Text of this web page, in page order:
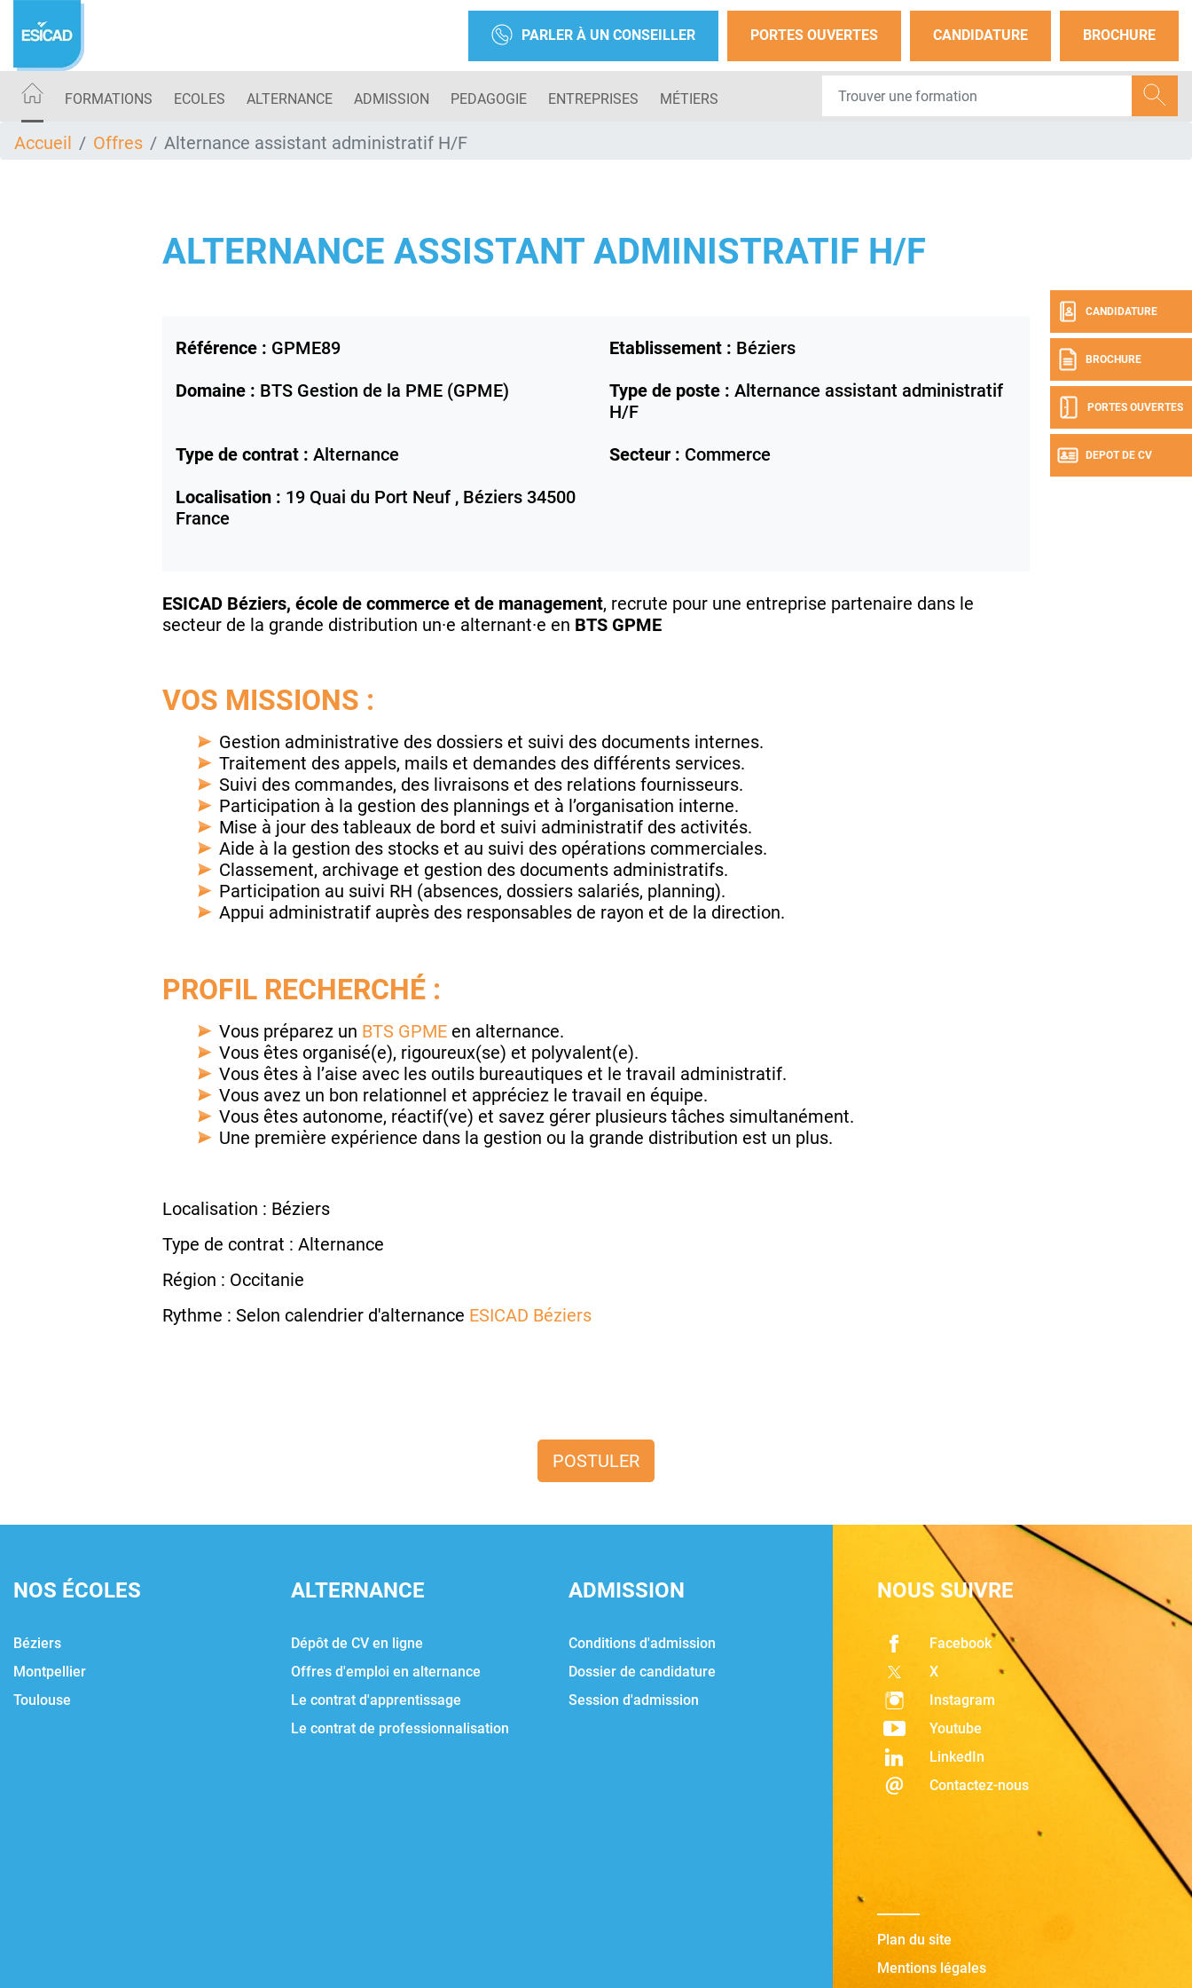
contenu
PARLER À UN CONSEILLER PORTES OUVERTES CANDIDATURE BROCHURE
FORMATIONS ECOLES ALTERNANCE ADMISSION PEDAGOGIE ENTREPRISES MÉTIERS
CANDIDATURE
BROCHURE
PORTES OUVERTES
DEPOT DE CV
Accueil Offres Alternance assistant administratif H/F
ALTERNANCE ASSISTANT ADMINISTRATIF H/F
Référence : GPME89 Etablissement : Béziers
Domaine : BTS Gestion de la PME (GPME) Type de poste : Alternance assistant administratif
H/F
Type de contrat : Alternance Secteur : Commerce
Localisation : 19 Quai du Port Neuf , Béziers 34500
France
ESICAD Béziers, école de commerce et de management, recrute pour une entreprise partenaire dans le
secteur de la grande distribution un·e alternant·e en BTS GPME
VOS MISSIONS :
Gestion administrative des dossiers et suivi des documents internes.
Traitement des appels, mails et demandes des différents services.
Suivi des commandes, des livraisons et des relations fournisseurs.
Participation à la gestion des plannings et à l’organisation interne.
Mise à jour des tableaux de bord et suivi administratif des activités.
Aide à la gestion des stocks et au suivi des opérations commerciales.
Classement, archivage et gestion des documents administratifs.
Participation au suivi RH (absences, dossiers salariés, planning).
Appui administratif auprès des responsables de rayon et de la direction.
PROFIL RECHERCHÉ :
Vous préparez un BTS GPME en alternance.
Vous êtes organisé(e), rigoureux(se) et polyvalent(e).
Vous êtes à l’aise avec les outils bureautiques et le travail administratif.
Vous avez un bon relationnel et appréciez le travail en équipe.
Vous êtes autonome, réactif(ve) et savez gérer plusieurs tâches simultanément.
Une première expérience dans la gestion ou la grande distribution est un plus.
Localisation : Béziers
Type de contrat : Alternance
Région : Occitanie
Rythme : Selon calendrier d'alternance ESICAD Béziers
POSTULER
NOS ÉCOLES
Béziers
Montpellier
Toulouse
ALTERNANCE
Dépôt de CV en ligne
Offres d'emploi en alternance
Le contrat d'apprentissage
Le contrat de professionnalisation
ADMISSION
Conditions d'admission
Dossier de candidature
Session d'admission
NOUS SUIVRE
Facebook
X
Instagram
Youtube
LinkedIn
Contactez-nous
Plan du site
Mentions légales